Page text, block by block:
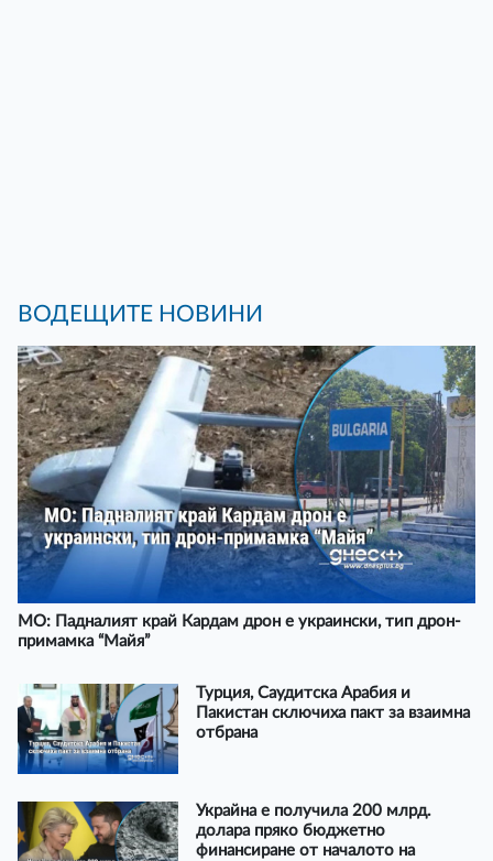
ВОДЕЩИТЕ НОВИНИ
МО: Падналият край Кардам дрон е украински, тип дрон-
примамка “Майя”
Турция, Саудитска Арабия и
Пакистан сключиха пакт за взаимна
отбрана
Украйна е получила 200 млрд.
долара пряко бюджетно
финансиране от началото на